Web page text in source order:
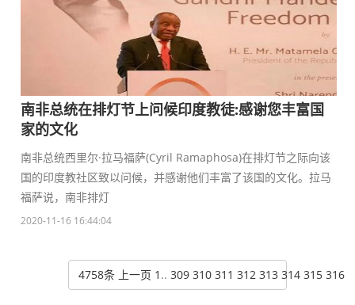
南非总统在排灯节上问候印度教徒:感谢您丰富国
家的文化
南非总统西里尔·拉马福萨(Cyril Ramaphosa)在排灯节之际向该
国的印度教社区致以问候，并感谢他们丰富了该国的文化。拉马
福萨说，南非排灯
2020-11-16 16:44:04
4758条 上一页 1 .. 309 310 311 312 313 314 315 316